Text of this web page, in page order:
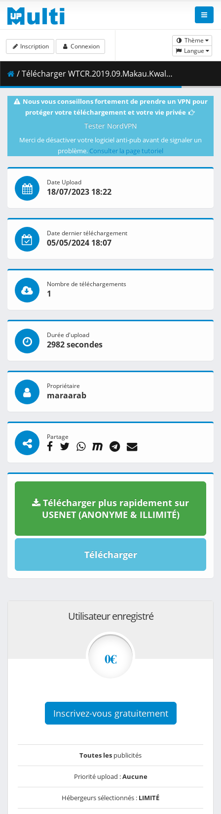
Thème
Langue
Inscription Connexion
/ Télécharger WTCR.2019.09.Makau.Kwalifikacje.2.15.11.2019.1080i.PL.EN.HDTV.maraarab.ts ( 4.80 GB )
Nous vous conseillons fortement de prendre un VPN pour
protéger votre téléchargement et votre vie privée
Tester NordVPN
Merci de désactiver votre logiciel anti-pub avant de signaler un
problème. Consulter la page tutoriel
Date Upload
18/07/2023 18:22
Date dernier téléchargement
05/05/2024 18:07
Nombre de téléchargements
1
Durée d'upload
2982 secondes
Propriétaire
maraarab
Partage
Télécharger plus rapidement sur
USENET (ANONYME & ILLIMITÉ)
Télécharger
Utilisateur enregistré
0€
Inscrivez-vous gratuitement
Toutes les publicités
Priorité upload :Aucune
Hébergeurs sélectionnés : LIMITÉ